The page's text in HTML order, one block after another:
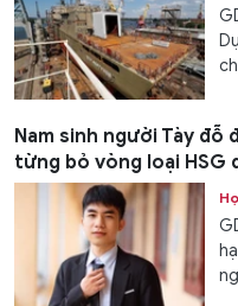
Nam sinh người Tày đỗ
từng bỏ vòng loại HSG